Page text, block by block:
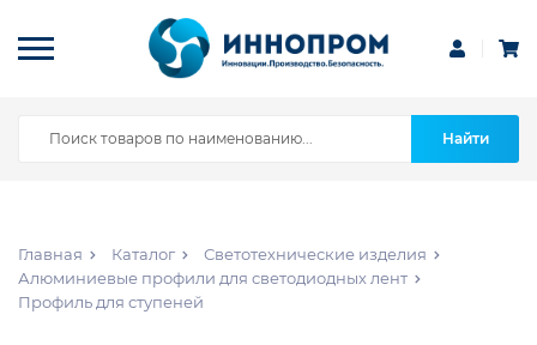
Найти
Главная Каталог
Светотехнические изделия
Алюминиевые профили для светодиодных лент
Профиль для ступеней